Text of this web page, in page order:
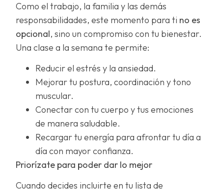
Como el trabajo, la familia y las demás
responsabilidades, este momento para ti no es
opcional, sino un compromiso con tu bienestar.
Una clase a la semana te permite:
Reducir el estrés y la ansiedad.
Mejorar tu postura, coordinación y tono
muscular.
Conectar con tu cuerpo y tus emociones
de manera saludable.
Recargar tu energía para afrontar tu día a
día con mayor confianza.
Priorízate para poder dar lo mejor
Cuando decides incluirte en tu lista de